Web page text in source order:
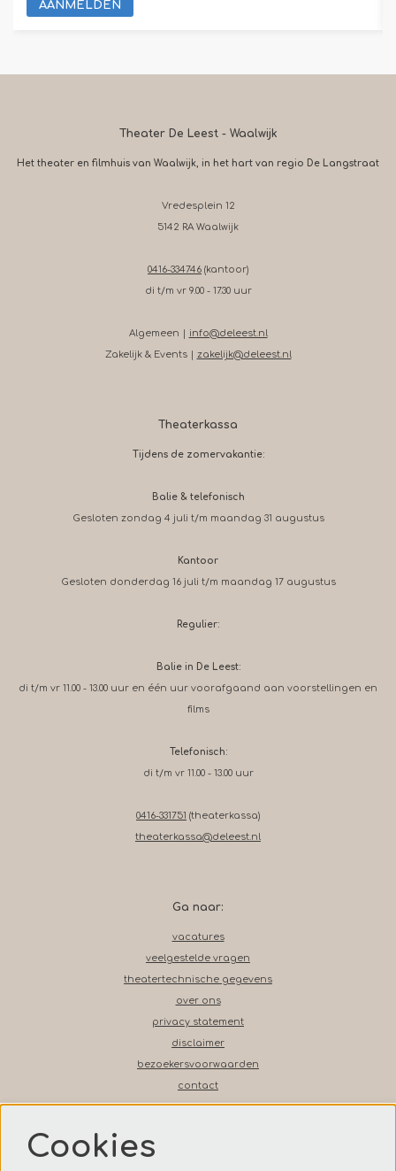
AANMELDEN
Theater De Leest - Waalwijk
Het theater en filmhuis van Waalwijk, in het hart van regio De Langstraat
Vredesplein 12
5142 RA Waalwijk
0416-334746 (kantoor)
di t/m vr 9.00 - 17.30 uur
Algemeen | info@deleest.nl
Zakelijk & Events | zakelijk@deleest.nl
Theaterkassa
Tijdens de zomervakantie:
Balie & telefonisch
Gesloten zondag 4 juli t/m maandag 31 augustus
Kantoor
Gesloten donderdag 16 juli t/m maandag 17 augustus
Regulier:
Balie in De Leest:
di t/m vr 11.00 - 13.00 uur en één uur voorafgaand aan voorstellingen en
films
Telefonisch:
di t/m vr 11.00 - 13.00 uur
0416-331751 (theaterkassa)
theaterkassa@deleest.nl
Ga naar:
vacatures
veelgestelde vragen
theatertechnische gegevens
over ons
privacy statement
disclaimer
bezoekersvoorwaarden
contact
Volg ons op social media
Cookies